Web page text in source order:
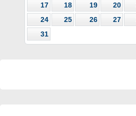
17
18 19 20
24
25 26 27
31